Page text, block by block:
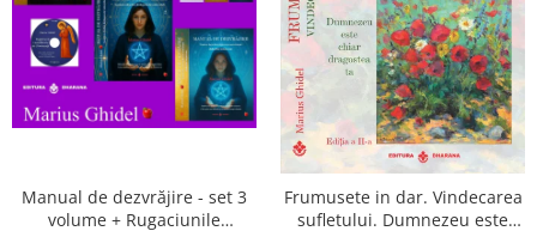
Manual de dezvrăjire - set 3
volume + Rugaciunile
Frumusete in dar. Vindecarea
sufletului. Dumnezeu este